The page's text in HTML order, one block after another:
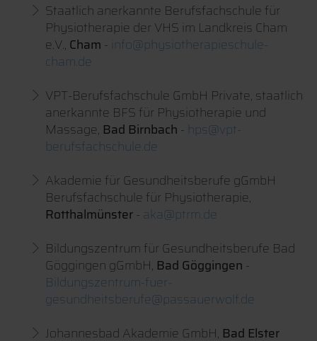
Staatlich anerkannte Berufsfachschule für
Physiotherapie der VHS im Landkreis Cham
e.V., Cham - info@physiotherapieschule-
cham.de
VPT-Berufsfachschule GmbH Private, staatlich
anerkannte BFS für Physiotherapie und
Massage, Bad Birnbach - hps@vpt-
berufsfachschule.de
Akademie für Gesundheitsberufe gGmbH
Berufsfachschule für Physiotherapie,
Rotthalmünster- aka@ptrm.de
Bildungszentrum für Gesundheitsberufe Bad
Göggingen gGmbH, Bad Göggingen -
Bildungszentrum-fuer-
gesundheitsberufe@passauerwolf.de
Johannesbad Akademie GmbH, Bad Elster